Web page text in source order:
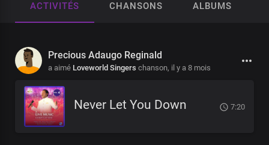
ACTIVITÉS CHANSONS ALBUMS
Precious Adaugo Reginald
a aimé Loveworld Singers chanson, il y a 8 mois
Never Let You Down 7:20